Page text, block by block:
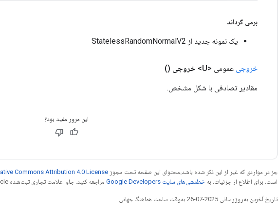
برمی گرداند
یک نمونه جدید از StatelessRandomNormalV2
خروجی عمومی <U> خروجی ()
مقادیر تصادفی با شکل مشخص.
این مرور مفید بود؟
جز در مواردی که غیر از این ذکر شده باشد،‌محتوای این صفحه تحت مجوز Commons Attribution 4.0 License
است. برای اطلاع از جزئیات، به خطمشی‌های سایت Google Developers‏ مراجعه کنید. جاوا علامت تجاری ثبت‌شده Oracle و/یا شرکت‌های وابسته به آن است.
تاریخ آخرین به‌روزرسانی 2025-07-26 به‌وقت ساعت هماهنگ جهانی.